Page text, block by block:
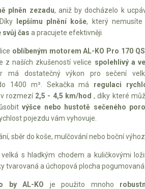
pily
plněn zezadu, aniž by docházelo k
lepšímu plnění koše, který nemusíte
svůj čas a pracujete efektivněji.
oblíbeným motorem AL-KO Pro 170
z naších zkušeností velice spolehlivý a
má dostatečný výkon pro sečení
1400 m². Sekačka má regulaci
rozmezí 2,5 - 4,5 km/hod, díky které
výšce nebo hustotě sečeného
pojezdu vám vyhovuje.
sběr do koše, mulčování nebo boční
s hladkým chodem a kuličkovými
tvarovaná a úchopová plocha
by AL-KO je použito mnoho